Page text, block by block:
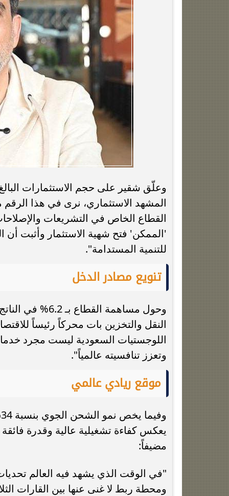
المشهد الاستثماري، نرى في هذا الرقم
القطاع الخاص في التشريعات
'الممكن' فتح شهية الاستثمار وأثبت أن
للتنمية المستدامة".
تنويع مصادر الدخل
وحول مساهمة
النقل والتخزين بات محركاً رئيساً
اللوجستيات السعودية ليست مجرد
وتعزز تنافسيته عالمياً".
موقع ريادي عالمي
يعكس كفاءة تشغيلية عالية وقدرة
مضيفاً:
"في الوقت الذي يشهد فيه العالم
ومحطة ربط لا غنى عنها بين القارات